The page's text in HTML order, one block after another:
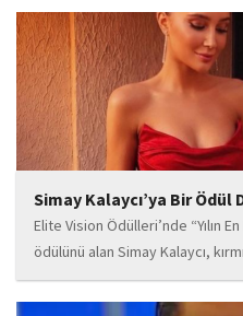
sahne performansı,
deneyimli müzisyen kadrosuyla
Simay Kalaycı’ya Bir Ödül
Elite Vision Ödülleri’nde “Yılın
ödülünü alan Simay Kalaycı,
geceye damga vurdu. Takı
Wilma...